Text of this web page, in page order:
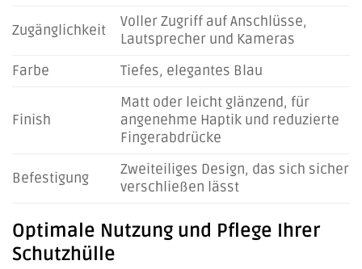
Zugänglichkeit
Voller Zugriff auf Anschlüsse,
Lautsprecher und Kameras
Farbe
Tiefes, elegantes Blau
Finish
Matt oder leicht glänzend, für
angenehme Haptik und reduzierte
Fingerabdrücke
Befestigung
Zweiteiliges Design, das sich sicher
verschließen lässt
Optimale Nutzung und Pflege Ihrer
Schutzhülle